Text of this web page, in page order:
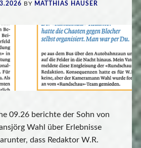
BY MATTHIAS HAUSER
09.26 berichte der Sohn von
Wahl über Erlebnisse
dass Redaktor W.R.